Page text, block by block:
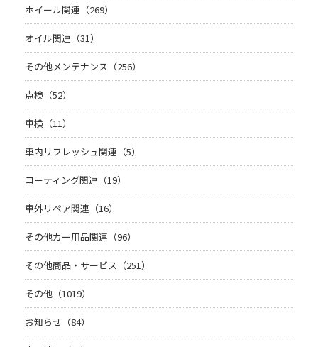
ホイール関連（269）
オイル関連（31）
その他メンテナンス（256）
点検（52）
車検（11）
車内リフレッシュ関連（5）
コーティング関連（19）
車外リペア関連（16）
その他カー用品関連（96）
その他商品・サービス（251）
その他（1019）
お知らせ（84）